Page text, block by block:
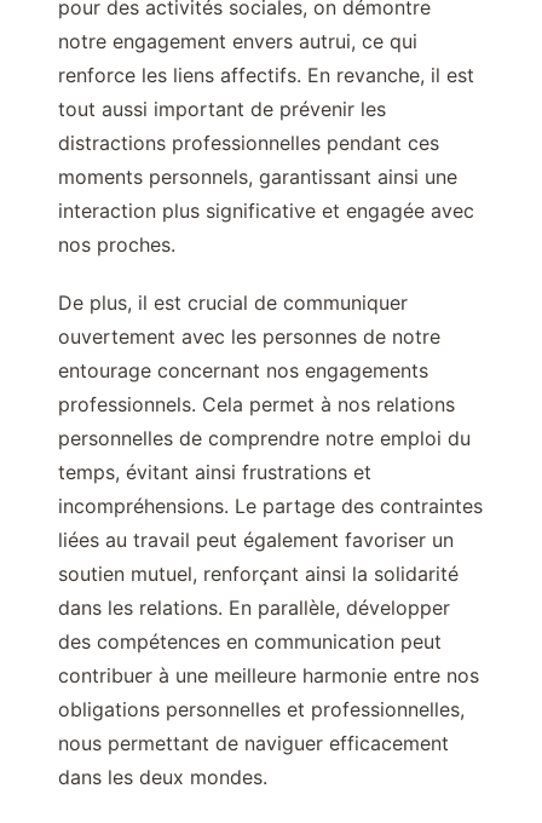
pour des activités sociales, on démontre
notre engagement envers autrui, ce qui
renforce les liens affectifs. En revanche, il est
tout aussi important de prévenir les
distractions professionnelles pendant ces
moments personnels, garantissant ainsi une
interaction plus significative et engagée avec
nos proches.
De plus, il est crucial de communiquer
ouvertement avec les personnes de notre
entourage concernant nos engagements
professionnels. Cela permet à nos relations
personnelles de comprendre notre emploi du
temps, évitant ainsi frustrations et
incompréhensions. Le partage des contraintes
liées au travail peut également favoriser un
soutien mutuel, renforçant ainsi la solidarité
dans les relations. En parallèle, développer
des compétences en communication peut
contribuer à une meilleure harmonie entre nos
obligations personnelles et professionnelles,
nous permettant de naviguer efficacement
dans les deux mondes.